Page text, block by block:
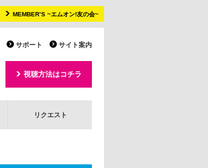
MEMBER’S ~エムオン!友の会~
サイト案内
サポート
視聴方法はコチラ
リクエスト